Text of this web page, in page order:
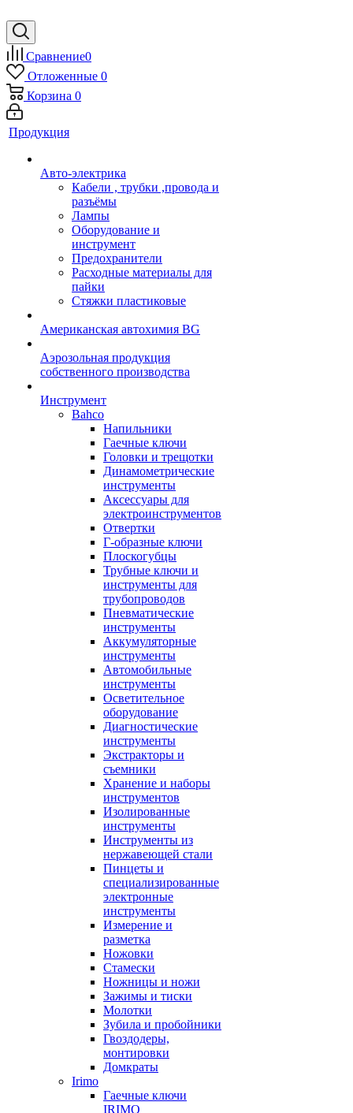
Сравнение0
Отложенные 0
Корзина 0
Продукция
Авто-электрика
Кабели , трубки ,провода и
разъёмы
Лампы
Оборудование и
инструмент
Предохранители
Расходные материалы для
пайки
Стяжки пластиковые
Американская автохимия BG
Аэрозольная продукция
собственного производства
Инструмент
Bahco
Напильники
Гаечные ключи
Головки и трещотки
Динамометрические
инструменты
Аксессуары для
электроинструментов
Отвертки
Г-образные ключи
Плоскогубцы
Трубные ключи и
инструменты для
трубопроводов
Пневматические
инструменты
Аккумуляторные
инструменты
Автомобильные
инструменты
Осветительное
оборудование
Диагностические
инструменты
Экстракторы и
съемники
Хранение и наборы
инструментов
Изолированные
инструменты
Инструменты из
нержавеющей стали
Пинцеты и
специализированные
электронные
инструменты
Измерение и
разметка
Ножовки
Стамески
Ножницы и ножи
Зажимы и тиски
Молотки
Зубила и пробойники
Гвоздодеры,
монтировки
Домкраты
Irimo
Гаечные ключи
IRIMO